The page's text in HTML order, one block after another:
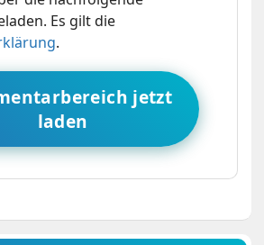
Es gilt die
.
jetzt
laden